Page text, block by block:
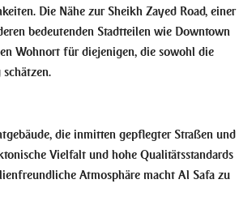
Die Nähe zur Sheikh Zayed Road, einer
bedeutenden Stadtteilen wie Downtown
Wohnort für diejenigen, die sowohl die
die inmitten gepflegter Straßen und
Vielfalt und hohe Qualitätsstandards
Atmosphäre macht Al Safa zu